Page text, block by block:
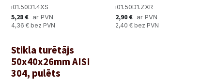
i01.50D1.4XS
5,28€ ar PVN
4,36 € bez PVN
i01.50D1.ZXR
2,90€ ar PVN
2,40 € bez PVN
Stikla turētājs
50x40x26mm AISI
304, pulēts